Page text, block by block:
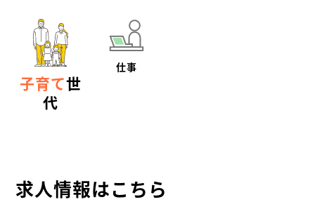
子育て世
代
仕事
求人情報はこちら